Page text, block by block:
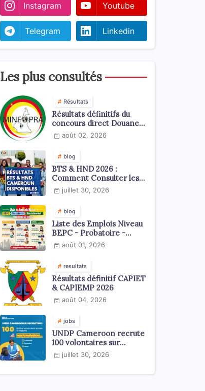
Instagram Youtube
Telegram Linkedin
Les plus consultés
Résultats
Résultats définitifs du
concours direct Douanes
2026août 02, 2026
blog
BTS & HND 2026 :
Comment Consulter les
Résultats ?
juillet 30, 2026
blog
Liste des Emplois Niveau
BEPC - Probatoire -
Baccalauréat dispoblible
en 2026
août 01, 2026
resultats
Résultats définitif CAPIET
& CAPIEMP 2026
août 04, 2026
jobs
UNDP Cameroon recrute
100 volontaires sur
l'échelle du territoire
national
juillet 30, 2026